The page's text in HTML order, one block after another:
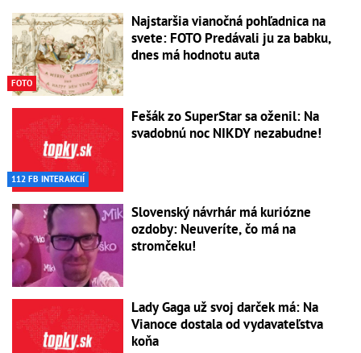
FOTO
Najstaršia vianočná pohľadnica na
svete: FOTO Predávali ju za babku,
dnes má hodnotu auta
112 FB INTERAKCIÍ
Fešák zo SuperStar sa oženil: Na
svadobnú noc NIKDY nezabudne!
Slovenský návrhár má kuriózne
ozdoby: Neuveríte, čo má na
stromčeku!
Lady Gaga už svoj darček má: Na
Vianoce dostala od vydavateľstva
koňa